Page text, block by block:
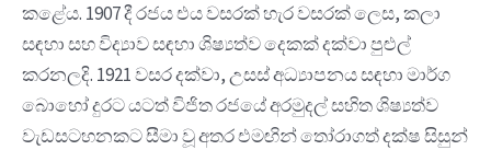
කළේය. 1907 දී රජය එය වසරක් හැර වසරක් ලෙස, කලා
සඳහා සහ විද්‍යාව සඳහා ශිෂ්‍යත්ව දෙකක් දක්වා පුළුල්
කරනලදි. 1921 වසර දක්වා, උසස් අධ්‍යාපනය සඳහා මාර්ග
බොහෝ දුරට යටත් විජිත රජයේ අරමුදල් සහිත ශිෂ්‍යත්ව
වැඩසටහනකට සීමා වූ අතර එමඟින් තෝරාගත් දක්ෂ සිසුන්